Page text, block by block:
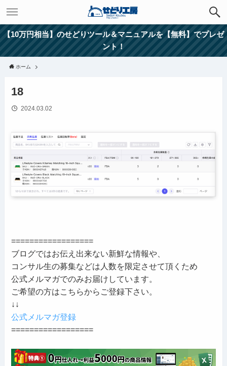
【10万円相当】のせどりツール＆マニュアルを【無料】でプレゼ
ント！
ホーム
18
2024.03.02
==================
ブログではお伝え出来ない新鮮な情報や、
コンサル生の募集などは人数を限定させて頂くため
公式メルマガでのみお届けしています。
ご希望の方はこちらからご登録下さい。
↓↓
公式メルマガ登録
==================